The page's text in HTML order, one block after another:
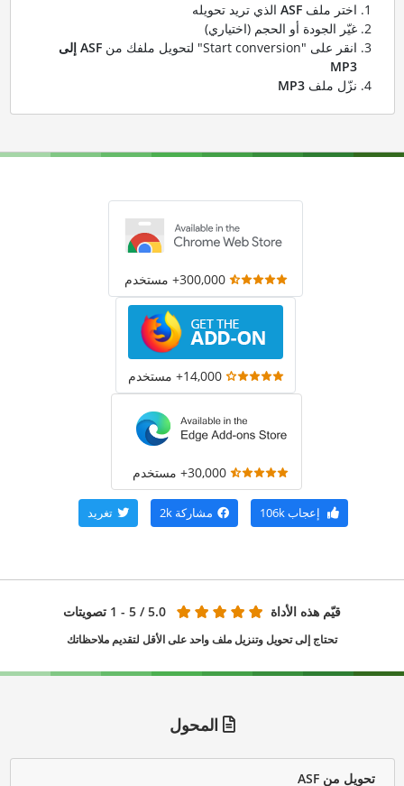
اختر ملف ASFالذي تريد تحويله
غيّر الجودة أو الحجم (اختياري)
انقر على "Start conversion" لتحويل ملفك من
ASF إلى
MP3
نزّل ملف MP3
300,000+ مستخدم
14,000+ مستخدم
30,000+ مستخدم
إعجاب106k مشاركة 2k تغريد
قيّم هذه الأداة 5.0 / 5 - 1 تصويتات
تحتاج إلى تحويل وتنزيل ملف واحد على الأقل لتقديم ملاحظاتك
المحول
تحويل من ASF